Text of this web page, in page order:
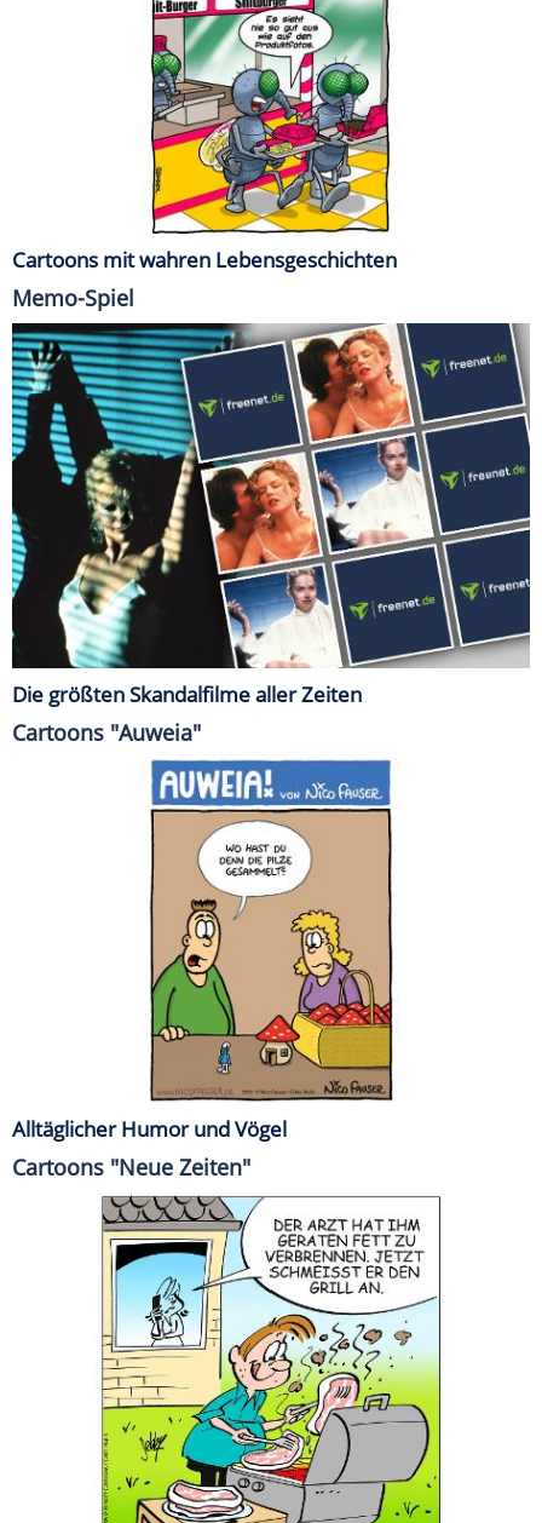
Cartoons mit wahren Lebensgeschichten
Memo-Spiel
Die größten Skandalfilme aller Zeiten
Cartoons "Auweia"
Alltäglicher Humor und Vögel
Cartoons "Neue Zeiten"